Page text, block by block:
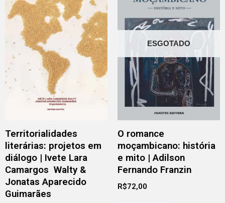
Territorialidades
literárias: projetos em
diálogo | Ivete Lara
Camargos Walty &
Jonatas Aparecido
Guimarães
ESGOTADO
O romance
moçambicano: história
e mito | Adilson
Fernando Franzin
R$72,00